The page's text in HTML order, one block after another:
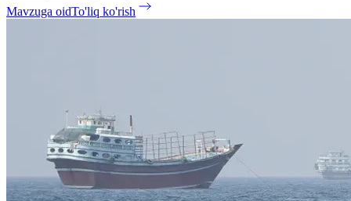
Mavzuga oidTo'liq ko'rish